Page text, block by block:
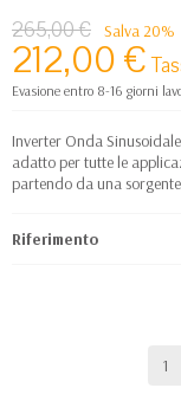
265,00 € Salva 20%
212,00 €
Evasione entro 8-16 giorni
Inverter Onda
adatto per tutte le
partendo da una
Riferimento